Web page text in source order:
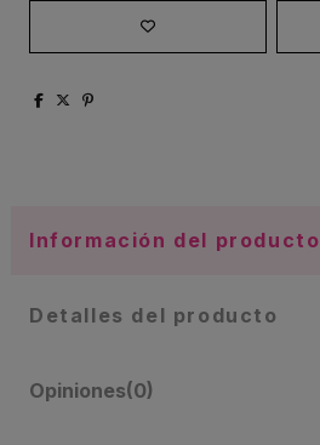
Información del producto
Detalles del producto
Opiniones(0)